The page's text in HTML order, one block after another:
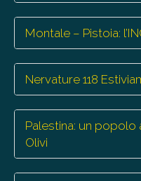
Montale – Pistoia:
Nervature 118
Palestina: un
Olivi